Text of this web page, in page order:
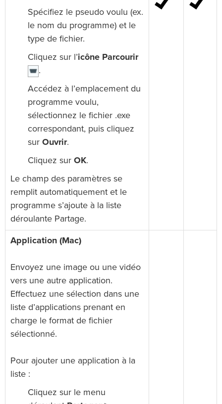
Spécifiez le pseudo voulu (ex.
le nom du programme) et le
type de fichier.
Cliquez sur l’icône Parcourir
.
Accédez à l’emplacement du
programme voulu,
sélectionnez le fichier .exe
correspondant, puis cliquez
sur Ouvrir.
Cliquez sur OK.
Le champ des paramètres se
remplit automatiquement et le
programme s’ajoute à la liste
déroulante Partage.
Application (Mac)
Envoyez une image ou une vidéo
vers une autre application.
Effectuez une sélection dans une
liste d’applications prenant en
charge le format de fichier
sélectionné.
Pour ajouter une application à la
liste :
Cliquez sur le menu